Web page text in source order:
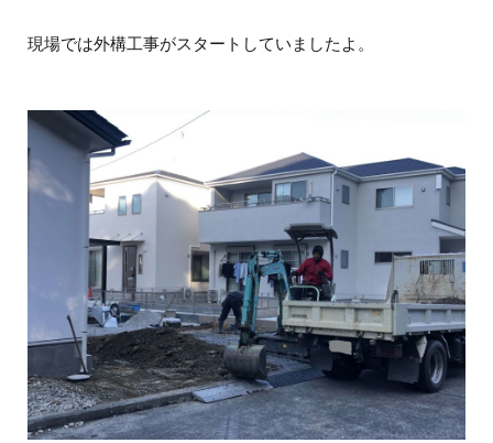
現場では外構工事がスタートしていましたよ。